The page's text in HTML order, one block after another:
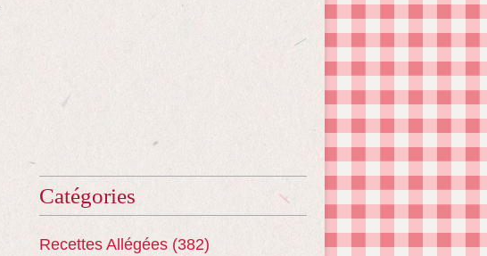
Catégories
Recettes Allégées (382)